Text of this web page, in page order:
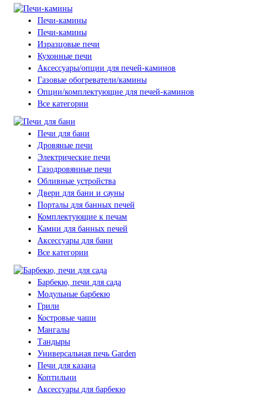
Печи-камины
Печи-камины
Изразцовые печи
Кухонные печи
Аксессуары/опции для печей-каминов
Газовые обогреватели/камины
Опции/комплектующие для печей-каминов
Все категории
Печи для бани
Дровяные печи
Электрические печи
Газодровянные печи
Обливные устройства
Двери для бани и сауны
Порталы для банных печей
Комплектующие к печам
Камни для банных печей
Аксессуары для бани
Все категории
Барбекю, печи для сада
Модульные барбекю
Грили
Костровые чаши
Мангалы
Тандыры
Универсальная печь Garden
Печи для казана
Коптильни
Аксессуары для барбекю